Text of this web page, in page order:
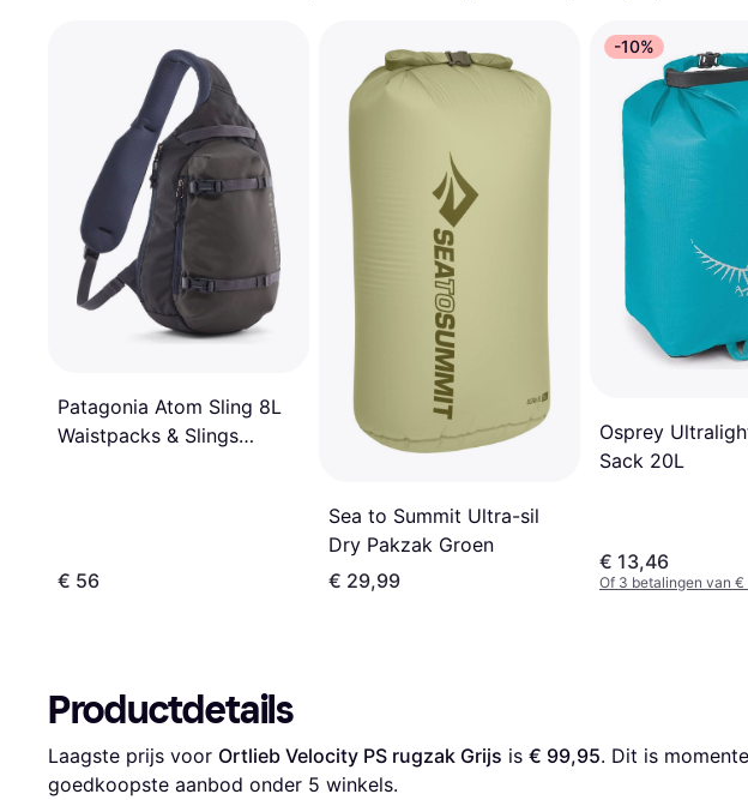
Patagonia Atom Sling 8L
Waistpacks & Slings
€ 56
Sea to Summit Ultra-sil
Dry Pakzak Groen
€ 29,99
-10%
Osprey
Sack 20L
€ 13,46
Of 3 betalingen van
Productdetails
Laagste prijs voor Ortlieb Velocity PS rugzak Grijs is € 99,95. Dit is
goedkoopste aanbod onder 5 winkels.